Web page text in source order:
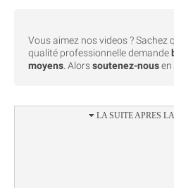
Vous aimez nos videos ? Sachez
qualité professionnelle demande
moyens. Alorssoutenez-nousen